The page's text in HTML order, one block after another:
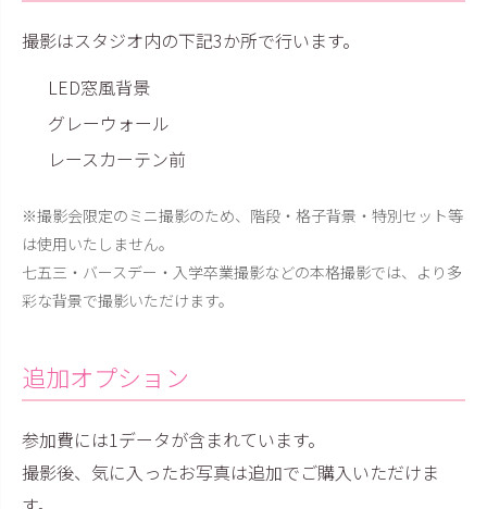
撮影はスタジオ内の下記3か所で行います。
LED窓風背景
グレーウォール
レースカーテン前
※撮影会限定のミニ撮影のため、階段・格子背景・特別セット等
は使用いたしません。
七五三・バースデー・入学卒業撮影などの本格撮影では、より多
彩な背景で撮影いただけます。
追加オプション
参加費には1データが含まれています。
撮影後、気に入ったお写真は追加でご購入いただけま